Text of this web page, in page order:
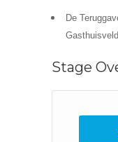
De
Stage